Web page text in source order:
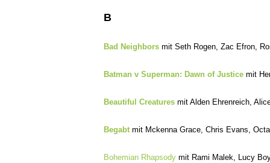
B
Bad Neighbors mit Seth Rogen, Zac Efron,
Batman v Superman: Dawn of Justice mit
Beautiful Creatures mit Alden Ehrenreich,
Begabtmit Mckenna Grace, Chris Evans,
Bohemian Rhapsody mit Rami Malek, Lucy